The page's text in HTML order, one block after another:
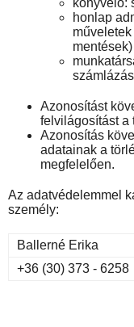
könyvelő:
honlap
mentések)
Azonosítást
felvilágosítást a
Azonosítás
adatainak a
megfelelően.
Az adatvédelemmel
személy:
Ballerné Erika
+36 (30) 373 - 6258